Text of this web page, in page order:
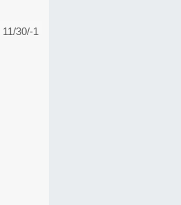
11/30/-1